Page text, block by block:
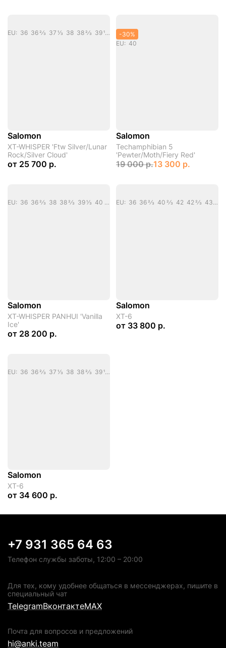
EU: 36 36 2/3 37 1/3 38 38 2/3 39 1/3 40 40 2/3 41 1/3 42 42 2/3 43 1/3 44 44 2/3 45 1/3 47 1/3
Salomon
XT-WHISPER 'Ftw Silver/Lunar
Rock/Silver Cloud'
от 25 700 р.
-30%
EU: 40
Salomon
Techamphibian 5
'Pewter/Moth/Fiery Red'
19 000 р.13 300 р.
EU: 36 36 2/3 38 38 2/3 39 1/3 40 40 2/3 41 1/3 42 2/3 43 1/3 44 44 2/3 45 1/3 46
Salomon
XT-WHISPER PANHUI 'Vanilla
Ice'
от 28 200 р.
EU: 36 36 2/3 40 2/3 42 42 2/3 43 1/3 44 45 1/3 46 2/3
Salomon
XT-6
от 33 800 р.
EU: 36 36 2/3 37 1/3 38 38 2/3 39 1/3 40 40 2/3 41 1/3 42 42 2/3 43 1/3 44 45 1/3 46
Salomon
XT-6
от 34 600 р.
+7 931 365 64 63
Телефон службы заботы, 12:00 – 20:00
Для тех, кому удобнее общаться в мессенджерах, пишите в
специальный чат
TelegramВконтактеMAX
Почта для вопросов и предложений
hi@anki.team